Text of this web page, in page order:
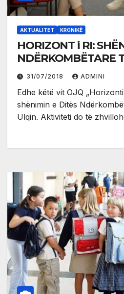
AKTUALITET KRONIKË
HORIZONT i RI:
NDËRKOMBËTARE
31/07/2018 ADMINI
Edhe këtë vit OJQ
shënimin e Ditës
Ulqin. Aktiviteti do të